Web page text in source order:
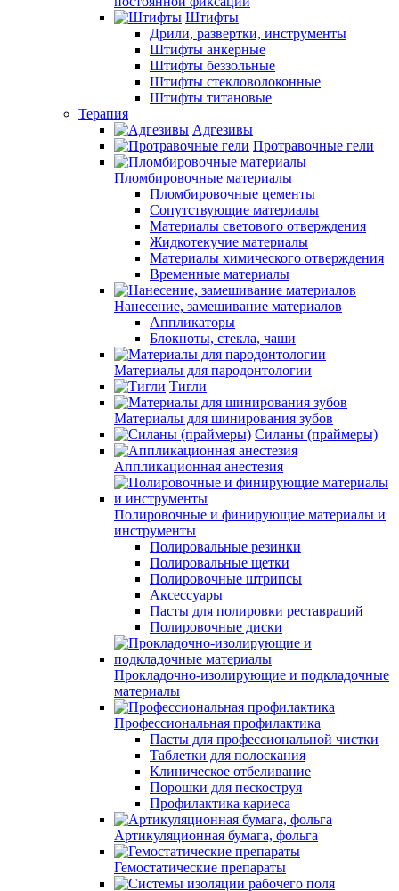
Штифты
Дрили, развертки, инструменты
Штифты анкерные
Штифты беззольные
Штифты стекловолоконные
Штифты титановые
Терапия
Адгезивы
Протравочные гели
Пломбировочные материалы
Пломбировочные цементы
Сопутствующие материалы
Материалы светового отверждения
Жидкотекучие материалы
Материалы химического отверждения
Временные материалы
Нанесение, замешивание материалов
Аппликаторы
Блокноты, стекла, чаши
Материалы для пародонтологии
Тигли
Материалы для шинирования зубов
Силаны (праймеры)
Аппликационная анестезия
Полировочные и финирующие материалы и
инструменты
Полировальные резинки
Полировальные щетки
Полировочные штрипсы
Аксессуары
Пасты для полировки реставраций
Полировочные диски
Прокладочно-изолирующие и подкладочные
материалы
Профессиональная профилактика
Пасты для профессиональной чистки
Таблетки для полоскания
Клиническое отбеливание
Порошки для пескоструя
Профилактика кариеса
Артикуляционная бумага, фольга
Гемостатические препараты